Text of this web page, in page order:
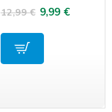
12,99€ Izvorna
cijena
9,99 €